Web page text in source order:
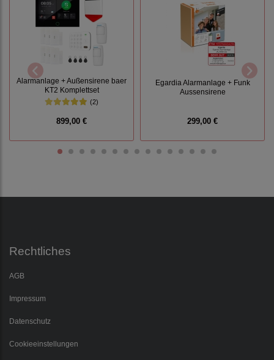
Alarmanlage + Außensirene baer
KT2 Komplettset
(2)
899,00 €
Egardia Alarmanlage + Funk
Aussensirene
299,00 €
Rechtliches
AGB
Impressum
Datenschutz
Cookieeinstellungen